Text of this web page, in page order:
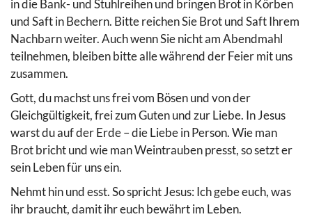
in die Bank- und Stuhlreihen und bringen Brot in Körben
und Saft in Bechern. Bitte reichen Sie Brot und Saft Ihrem
Nachbarn weiter. Auch wenn Sie nicht am Abendmahl
teilnehmen, bleiben bitte alle während der Feier mit uns
zusammen.
Gott, du machst uns frei vom Bösen und von der
Gleichgültigkeit, frei zum Guten und zur Liebe. In Jesus
warst du auf der Erde – die Liebe in Person. Wie man
Brot bricht und wie man Weintrauben presst, so setzt er
sein Leben für uns ein.
Nehmt hin und esst. So spricht Jesus: Ich gebe euch, was
ihr braucht, damit ihr euch bewährt im Leben.